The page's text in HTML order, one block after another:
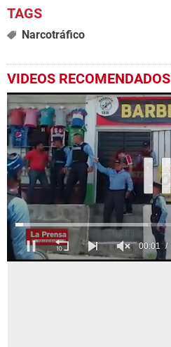
Narcotráfico
VIDEOS RECOMENDADOS